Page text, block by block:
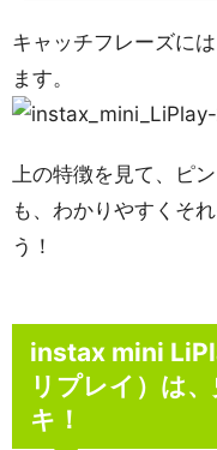
キャッチフレーズに
ます。
上の特徴を見て、ピ
も、わかりやすくそ
う！
instax mini
リプレイ）は
キ！